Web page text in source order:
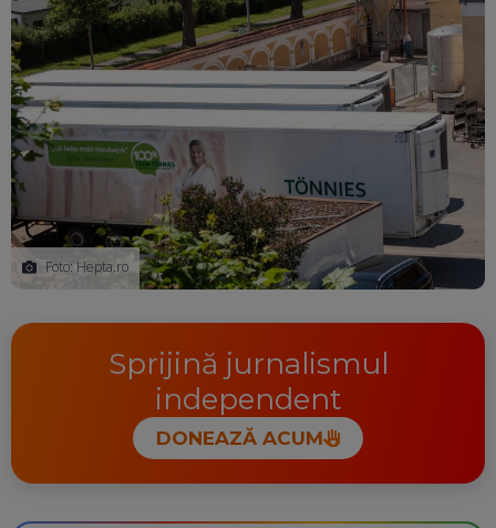
Foto: Hepta.ro
Sprijină jurnalismul
independent
DONEAZĂ ACUM